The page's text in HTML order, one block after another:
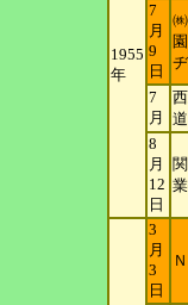
1955
年
7
月
9
日
7
月
道
8
月
12
日
3
月
3
日